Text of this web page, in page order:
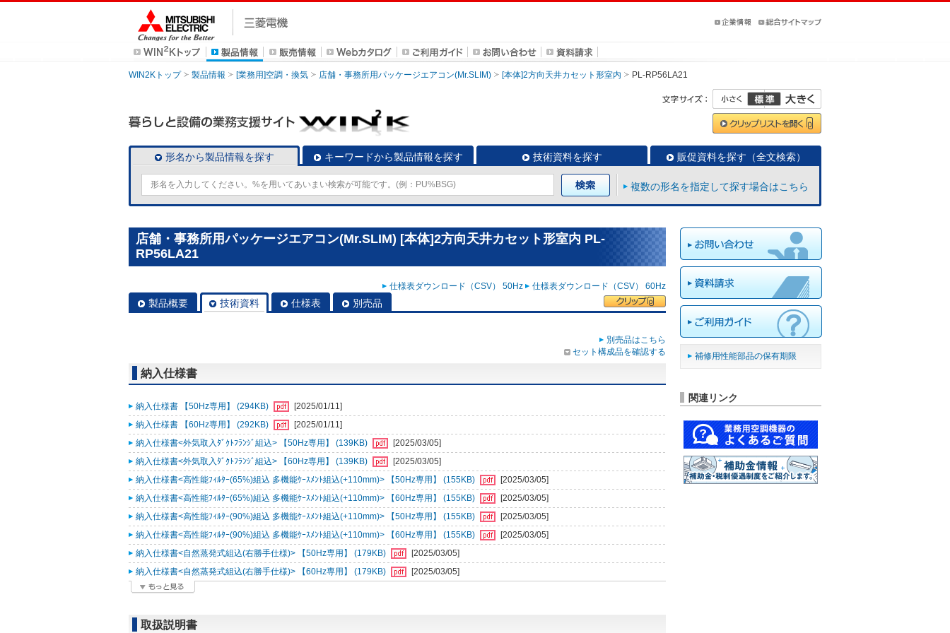
WIN2Kトップ 製品情報 [業務用]空調・換気 店舗・事務所用パッケージエアコン(Mr.SLIM) [本体]2方向天井カセット形室内 PL-RP56LA21
形名から製品情報を探す キーワードから製品情報を探す 技術資料を探す 販促資料を探す（全文検索）
複数の形名を指定して探す場合はこちら
店舗・事務所用パッケージエアコン(Mr.SLIM) [本体]2方向天井カセット形室内 PL-
RP56LA21
仕様表ダウンロード（CSV） 50Hz 仕様表ダウンロード（CSV） 60Hz
製品概要 技術資料 仕様表 別売品
別売品はこちら
セット構成品を確認する
納入仕様書
納入仕様書 【50Hz専用】 (294KB)
[2025/01/11]
納入仕様書 【60Hz専用】 (292KB)
[2025/01/11]
納入仕様書<外気取入ﾀﾞｸﾄﾌﾗﾝｼﾞ組込> 【50Hz専用】 (139KB)
[2025/03/05]
納入仕様書<外気取入ﾀﾞｸﾄﾌﾗﾝｼﾞ組込> 【60Hz専用】 (139KB)
[2025/03/05]
納入仕様書<高性能ﾌｨﾙﾀｰ(65%)組込 多機能ｹｰｽﾒﾝﾄ組込(+110mm)> 【50Hz専用】 (155KB)
[2025/03/05]
納入仕様書<高性能ﾌｨﾙﾀｰ(65%)組込 多機能ｹｰｽﾒﾝﾄ組込(+110mm)> 【60Hz専用】 (155KB)
[2025/03/05]
納入仕様書<高性能ﾌｨﾙﾀｰ(90%)組込 多機能ｹｰｽﾒﾝﾄ組込(+110mm)> 【50Hz専用】 (155KB)
[2025/03/05]
納入仕様書<高性能ﾌｨﾙﾀｰ(90%)組込 多機能ｹｰｽﾒﾝﾄ組込(+110mm)> 【60Hz専用】 (155KB)
[2025/03/05]
納入仕様書<自然蒸発式組込(右勝手仕様)> 【50Hz専用】 (179KB)
[2025/03/05]
納入仕様書<自然蒸発式組込(右勝手仕様)> 【60Hz専用】 (179KB)
[2025/03/05]
取扱説明書
補修用性能部品の保有期限
関連リンク